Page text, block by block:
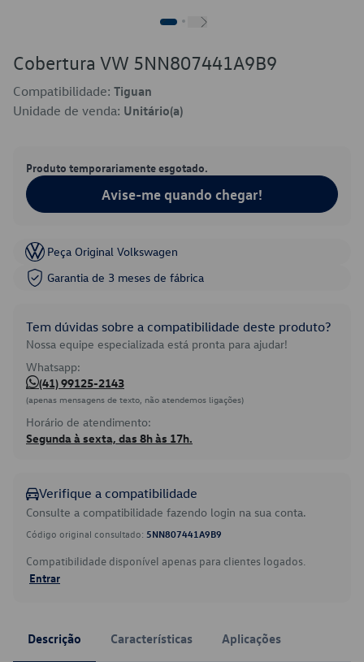
Cobertura VW 5NN807441A9B9
Compatibilidade: Tiguan
Unidade de venda: Unitário(a)
Produto temporariamente esgotado.
Avise-me quando chegar!
Peça Original Volkswagen
Garantia de 3 meses de fábrica
Tem dúvidas sobre a compatibilidade deste produto?
Nossa equipe especializada está pronta para ajudar!
Whatsapp:
(41) 99125-2143
(apenas mensagens de texto, não atendemos ligações)
Horário de atendimento:
Segunda à sexta, das 8h às 17h.
Verifique a compatibilidade
Consulte a compatibilidade fazendo login na sua conta.
Código original consultado: 5NN807441A9B9
Compatibilidade disponível apenas para clientes logados.
Entrar
Descrição Características Aplicações